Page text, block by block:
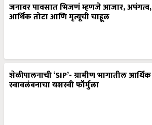
जनावर पावसात भिजणं म्हणजे आजार, अपंगत्व,
आर्थिक तोटा आणि मृत्यूची चाहूल
शेळीपालनाची ‘SIP’- ग्रामीण भागातील आर्थिक
स्वावलंबनाचा यशस्वी फॉर्मुला